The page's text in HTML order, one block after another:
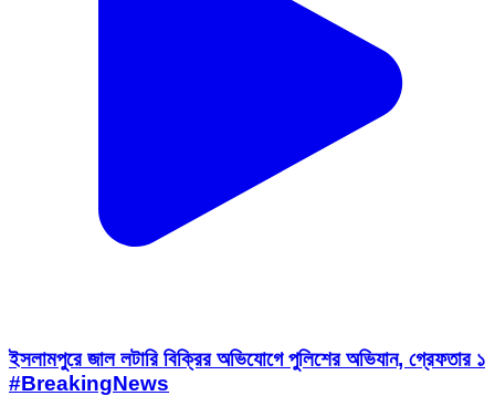
ইসলামপুরে জাল লটারি বিক্রির অভিযোগে পুলিশের অভিযান, গ্রেফতার ১
#BreakingNews